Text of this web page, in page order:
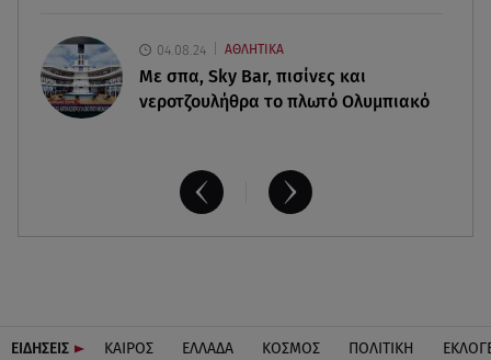
04.08.24 ΑΘΛΗΤΙΚΑ
Με σπα, Sky Bar, πισίνες και
νεροτζουλήθρα το πλωτό Ολυμπιακό
ΕΙΔΗΣΕΙΣ ΚΑΙΡΟΣ ΕΛΛΑΔΑ ΚΟΣΜΟΣ ΠΟΛΙΤΙΚΗ